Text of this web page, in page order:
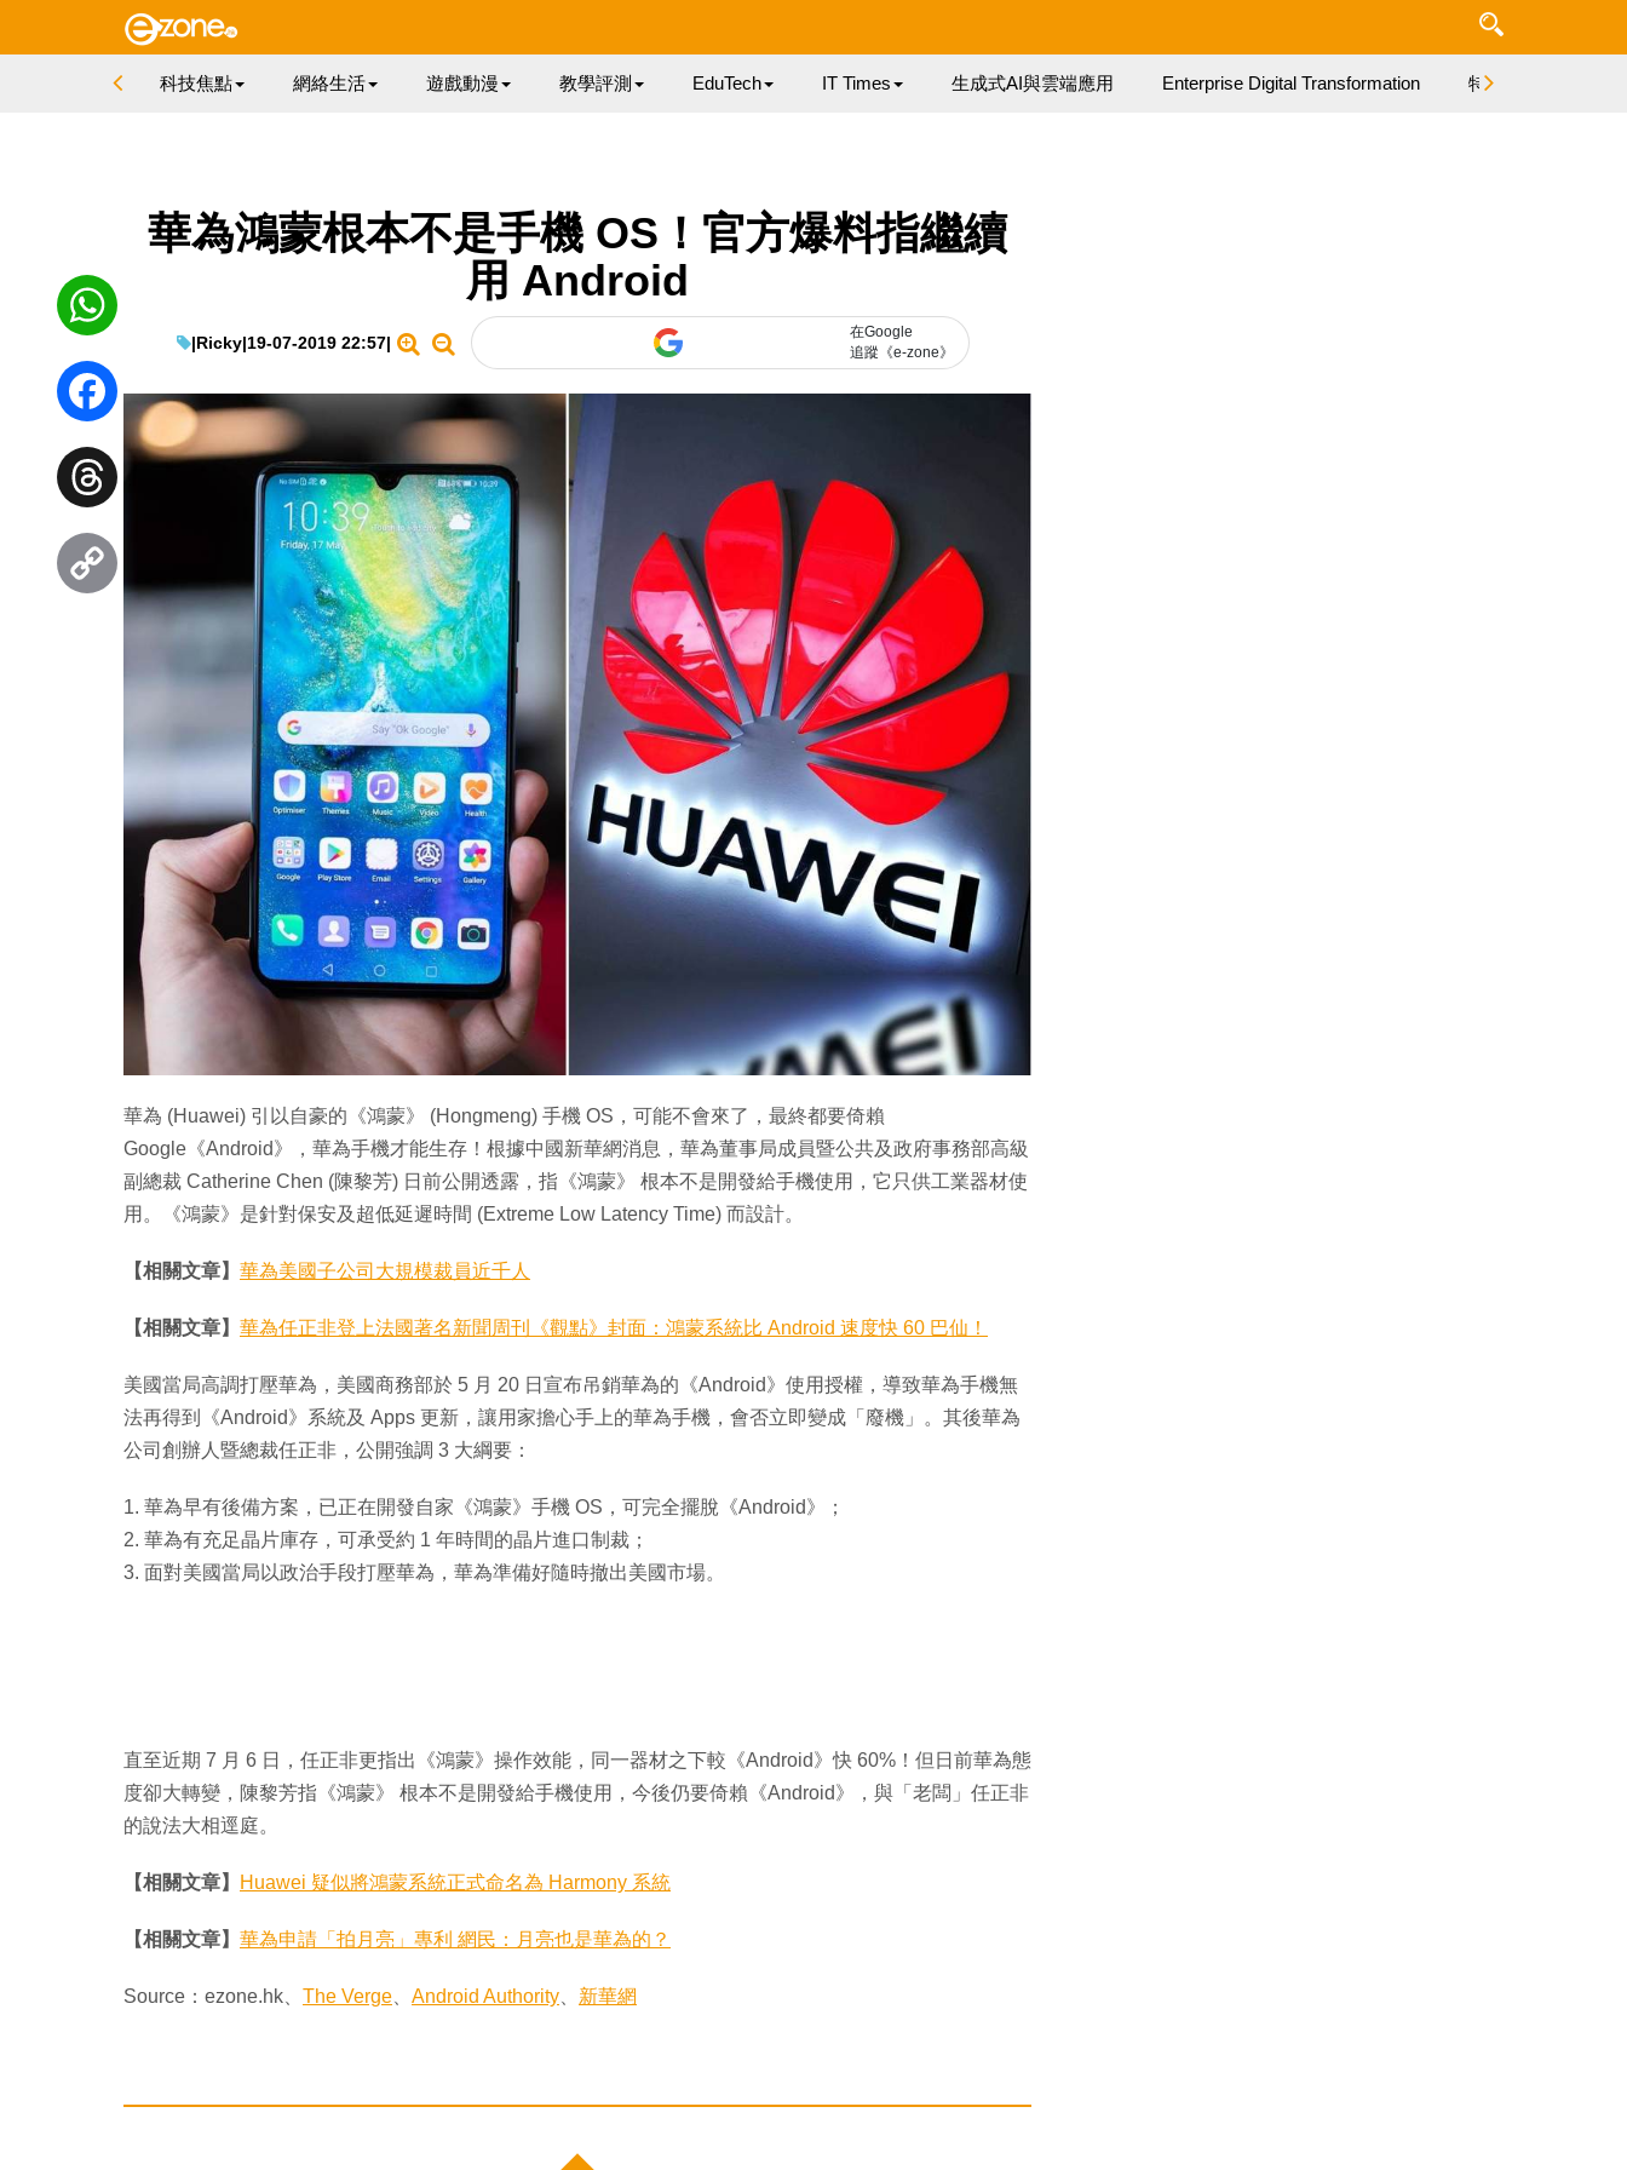
科技焦點 網絡生活 遊戲動漫 教學評測 EduTech IT Times 生成式AI與雲端應用 Enterprise Digital Transformation 特集
華為鴻蒙根本不是手機 OS！官方爆料指繼續
用 Android
|Ricky|19-07-2019 22:57|
在Google
追蹤《e-zone》
華為 (Huawei) 引以自豪的《鴻蒙》 (Hongmeng) 手機 OS，可能不會來了，最終都要倚賴
Google《Android》，華為手機才能生存！根據中國新華網消息，華為董事局成員暨公共及政府事務部高級
副總裁 Catherine Chen (陳黎芳) 日前公開透露，指《鴻蒙》 根本不是開發給手機使用，它只供工業器材使
用。《鴻蒙》是針對保安及超低延遲時間 (Extreme Low Latency Time) 而設計。
【相關文章】 華為美國子公司大規模裁員近千人
【相關文章】 華為任正非登上法國著名新聞周刊《觀點》封面：鴻蒙系統比 Android 速度快 60 巴仙！
美國當局高調打壓華為，美國商務部於 5 月 20 日宣布吊銷華為的《Android》使用授權，導致華為手機無
法再得到《Android》系統及 Apps 更新，讓用家擔心手上的華為手機，會否立即變成「廢機」。其後華為
公司創辦人暨總裁任正非，公開強調 3 大綱要：
1. 華為早有後備方案，已正在開發自家《鴻蒙》手機 OS，可完全擺脫《Android》；
2. 華為有充足晶片庫存，可承受約 1 年時間的晶片進口制裁；
3. 面對美國當局以政治手段打壓華為，華為準備好隨時撤出美國市場。
直至近期 7 月 6 日，任正非更指出《鴻蒙》操作效能，同一器材之下較《Android》快 60%！但日前華為態
度卻大轉變，陳黎芳指《鴻蒙》 根本不是開發給手機使用，今後仍要倚賴《Android》，與「老闆」任正非
的說法大相逕庭。
【相關文章】 Huawei 疑似將鴻蒙系統正式命名為 Harmony 系統
【相關文章】 華為申請「拍月亮」專利 網民：月亮也是華為的？
Source：ezone.hk、 The Verge Android Authority 新華網
WhatsApp
Facebook
Threads